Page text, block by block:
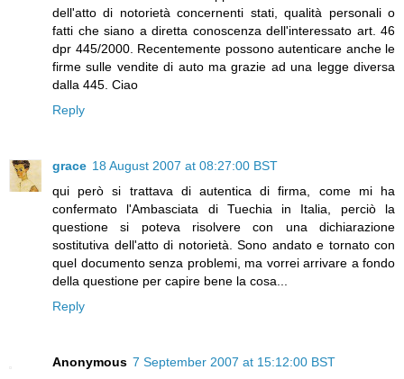
dell'atto di notorietà concernenti stati, qualità personali o
fatti che siano a diretta conoscenza dell'interessato art. 46
dpr 445/2000. Recentemente possono autenticare anche le
firme sulle vendite di auto ma grazie ad una legge diversa
dalla 445. Ciao
Reply
grace 18 August 2007 at 08:27:00 BST
qui però si trattava di autentica di firma, come mi ha
confermato l'Ambasciata di Tuechia in Italia, perciò la
questione si poteva risolvere con una dichiarazione
sostitutiva dell'atto di notorietà. Sono andato e tornato con
quel documento senza problemi, ma vorrei arrivare a fondo
della questione per capire bene la cosa...
Reply
Anonymous 7 September 2007 at 15:12:00 BST